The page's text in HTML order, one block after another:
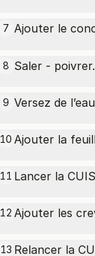
7 Ajouter le
8 Saler - poivrer.
9 Versez de
10 Ajouter la
11 Lancer la
12 Ajouter les
13 Relancer la